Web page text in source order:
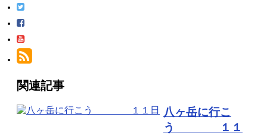
関連記事
八ヶ岳に行こ
う １１